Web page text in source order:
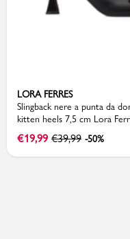
LORA FERRES
Slingback nere a punta da
kitten heels 7,5 cm Lora
€19,99 €39,99 -50%